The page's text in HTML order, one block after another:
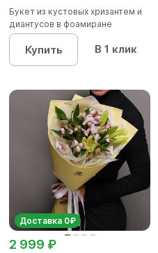
Букет из кустовых хризантем и
диантусов в фоамиране
Купить В 1 клик
Доставка 0₽
2 999 ₽